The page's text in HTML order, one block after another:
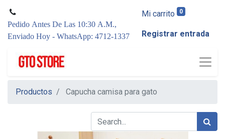
Pedido Antes De Las 10:30 A.M.,
Enviado Hoy - WhatsApp: 4712-1337
Mi carrito 0
Registrar entrada
Productos Capucha camisa para gato